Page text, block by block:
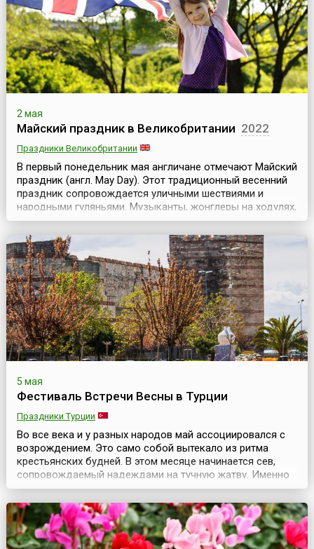
2 мая
Майский праздник в Великобритании 2022
Праздники Великобритании
В первый понедельник мая англичане отмечают Майский
праздник (англ. May Day). Этот традиционный весенний
праздник сопровождается уличными шествиями и
народными гуляньями. Музыканты, жонглеры на ходулях,
менестрели и харчевни создают здесь подлинную
атмосферу средневекового карнавала.В этот день
народ пляшет под майским деревом, украшенным
разноцветными ленточками, наряжается в Зеленого
Джека (...
5 мая
Фестиваль Встречи Весны в Турции
Праздники Турции
Во все века и у разных народов май ассоциировался с
возрождением. Это само собой вытекало из ритма
крестьянских будней. В этом месяце начинается сев,
сопровождаемый надеждами на тучную жатву. Именно
тогда закладываются семена будущего урожая, а
значит и имущественного достатка семьи. Наконец, в
последний месяц весны все вокруг поражает глаз
буйством красок, некогда вызывавшим столько
сказаний об е...